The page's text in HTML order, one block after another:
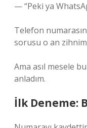
— “Peki ya
Telefon
sorusu o an
Ama asıl mesele
anladım.
İlk Deneme: